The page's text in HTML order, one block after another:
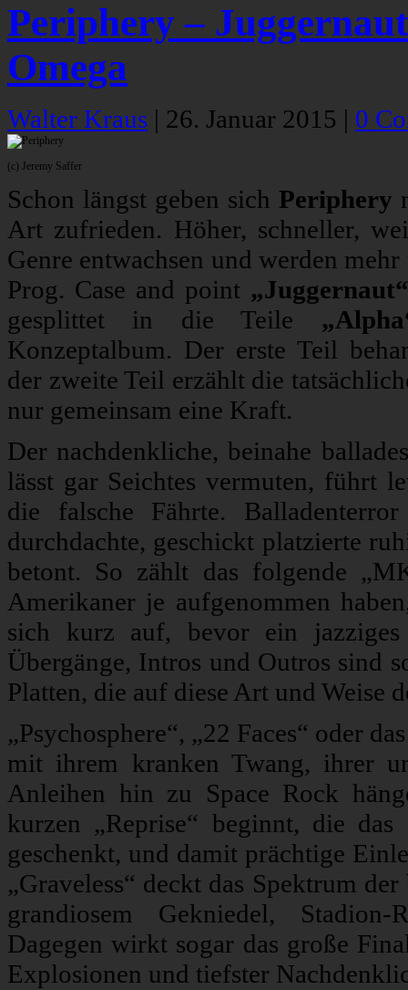
Periphery –
Omega
Walter Kraus | 26. Januar 2015 | 0
(c) Jeremy Saffer
Schon längst geben sich Periphery
Art zufrieden. Höher, schneller,
Genre entwachsen und werden
Prog. Case and point „Juggernaut“
gesplittet in die Teile
Konzeptalbum. Der erste Teil
der zweite Teil erzählt die
nur gemeinsam eine Kraft.
Der nachdenkliche, beinahe
lässt gar Seichtes vermuten, führt
die falsche Fährte.
durchdachte, geschickt platzierte
betont. So zählt das folgende
Amerikaner je aufgenommen
sich kurz auf, bevor ein
Übergänge, Intros und Outros sind
Platten, die auf diese Art und Weise
„Psychosphere“, „22 Faces“ oder
mit ihrem kranken Twang, ihrer
Anleihen hin zu Space Rock
kurzen „Reprise“ beginnt, die
geschenkt, und damit prächtige
„Graveless“ deckt das Spektrum
grandiosem Gekniedel,
Dagegen wirkt sogar das große
Explosionen und tiefster